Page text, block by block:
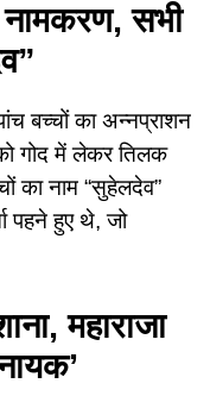
सभी
बच्चों का अन्नप्राशन
गोद में लेकर तिलक
का नाम “सुहेलदेव”
पहने हुए थे, जो
महाराजा